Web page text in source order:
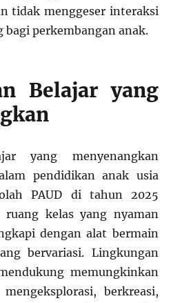
tidak menggeser interaksi
bagi perkembangan anak.
Belajar yang
yang menyenangkan
pendidikan anak usia
PAUD di tahun 2025
ruang kelas yang nyaman
dengan alat bermain
bervariasi. Lingkungan
memungkinkan
berkreasi,